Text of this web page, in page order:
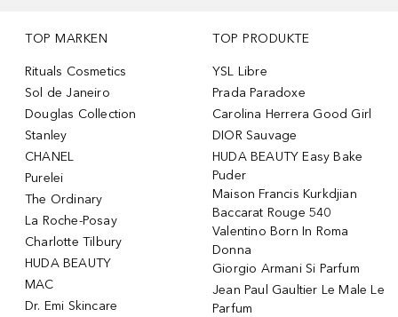
TOP MARKEN
Rituals Cosmetics
Sol de Janeiro
Douglas Collection
Stanley
CHANEL
Purelei
The Ordinary
La Roche-Posay
Charlotte Tilbury
HUDA BEAUTY
MAC
Dr. Emi Skincare
TOP PRODUKTE
YSL Libre
Prada Paradoxe
Carolina Herrera Good Girl
DIOR Sauvage
HUDA BEAUTY Easy Bake
Puder
Maison Francis Kurkdjian
Baccarat Rouge 540
Valentino Born In Roma
Donna
Giorgio Armani Si Parfum
Jean Paul Gaultier Le Male Le
Parfum